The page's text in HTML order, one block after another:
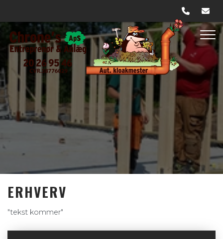
hovedindhold
ERHVERV
"tekst kommer"